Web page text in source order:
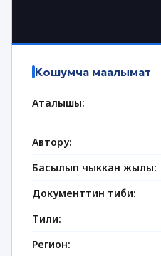
Кошумча маалымат
Аталышы:
Автору:
Басылып чыккан жылы:
Документтин тиби:
Тили:
Регион: